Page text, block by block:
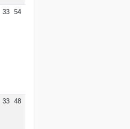
33 54
33 48